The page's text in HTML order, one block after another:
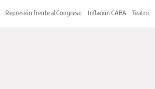
Represión frente al Congreso Inflación CABA Teatro